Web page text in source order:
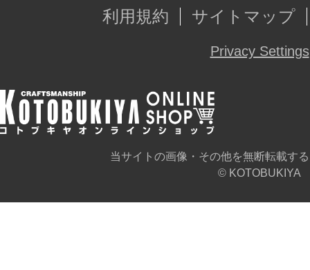
■専用武器×１
ん。
※画像は開発中のものです。実際の
※本製品はお客様ご自身で組み立て
利用規約
サイトマップ
Privacy Settings
当サイトの画像・その他を無断転載す
© KOTOBUKIYA